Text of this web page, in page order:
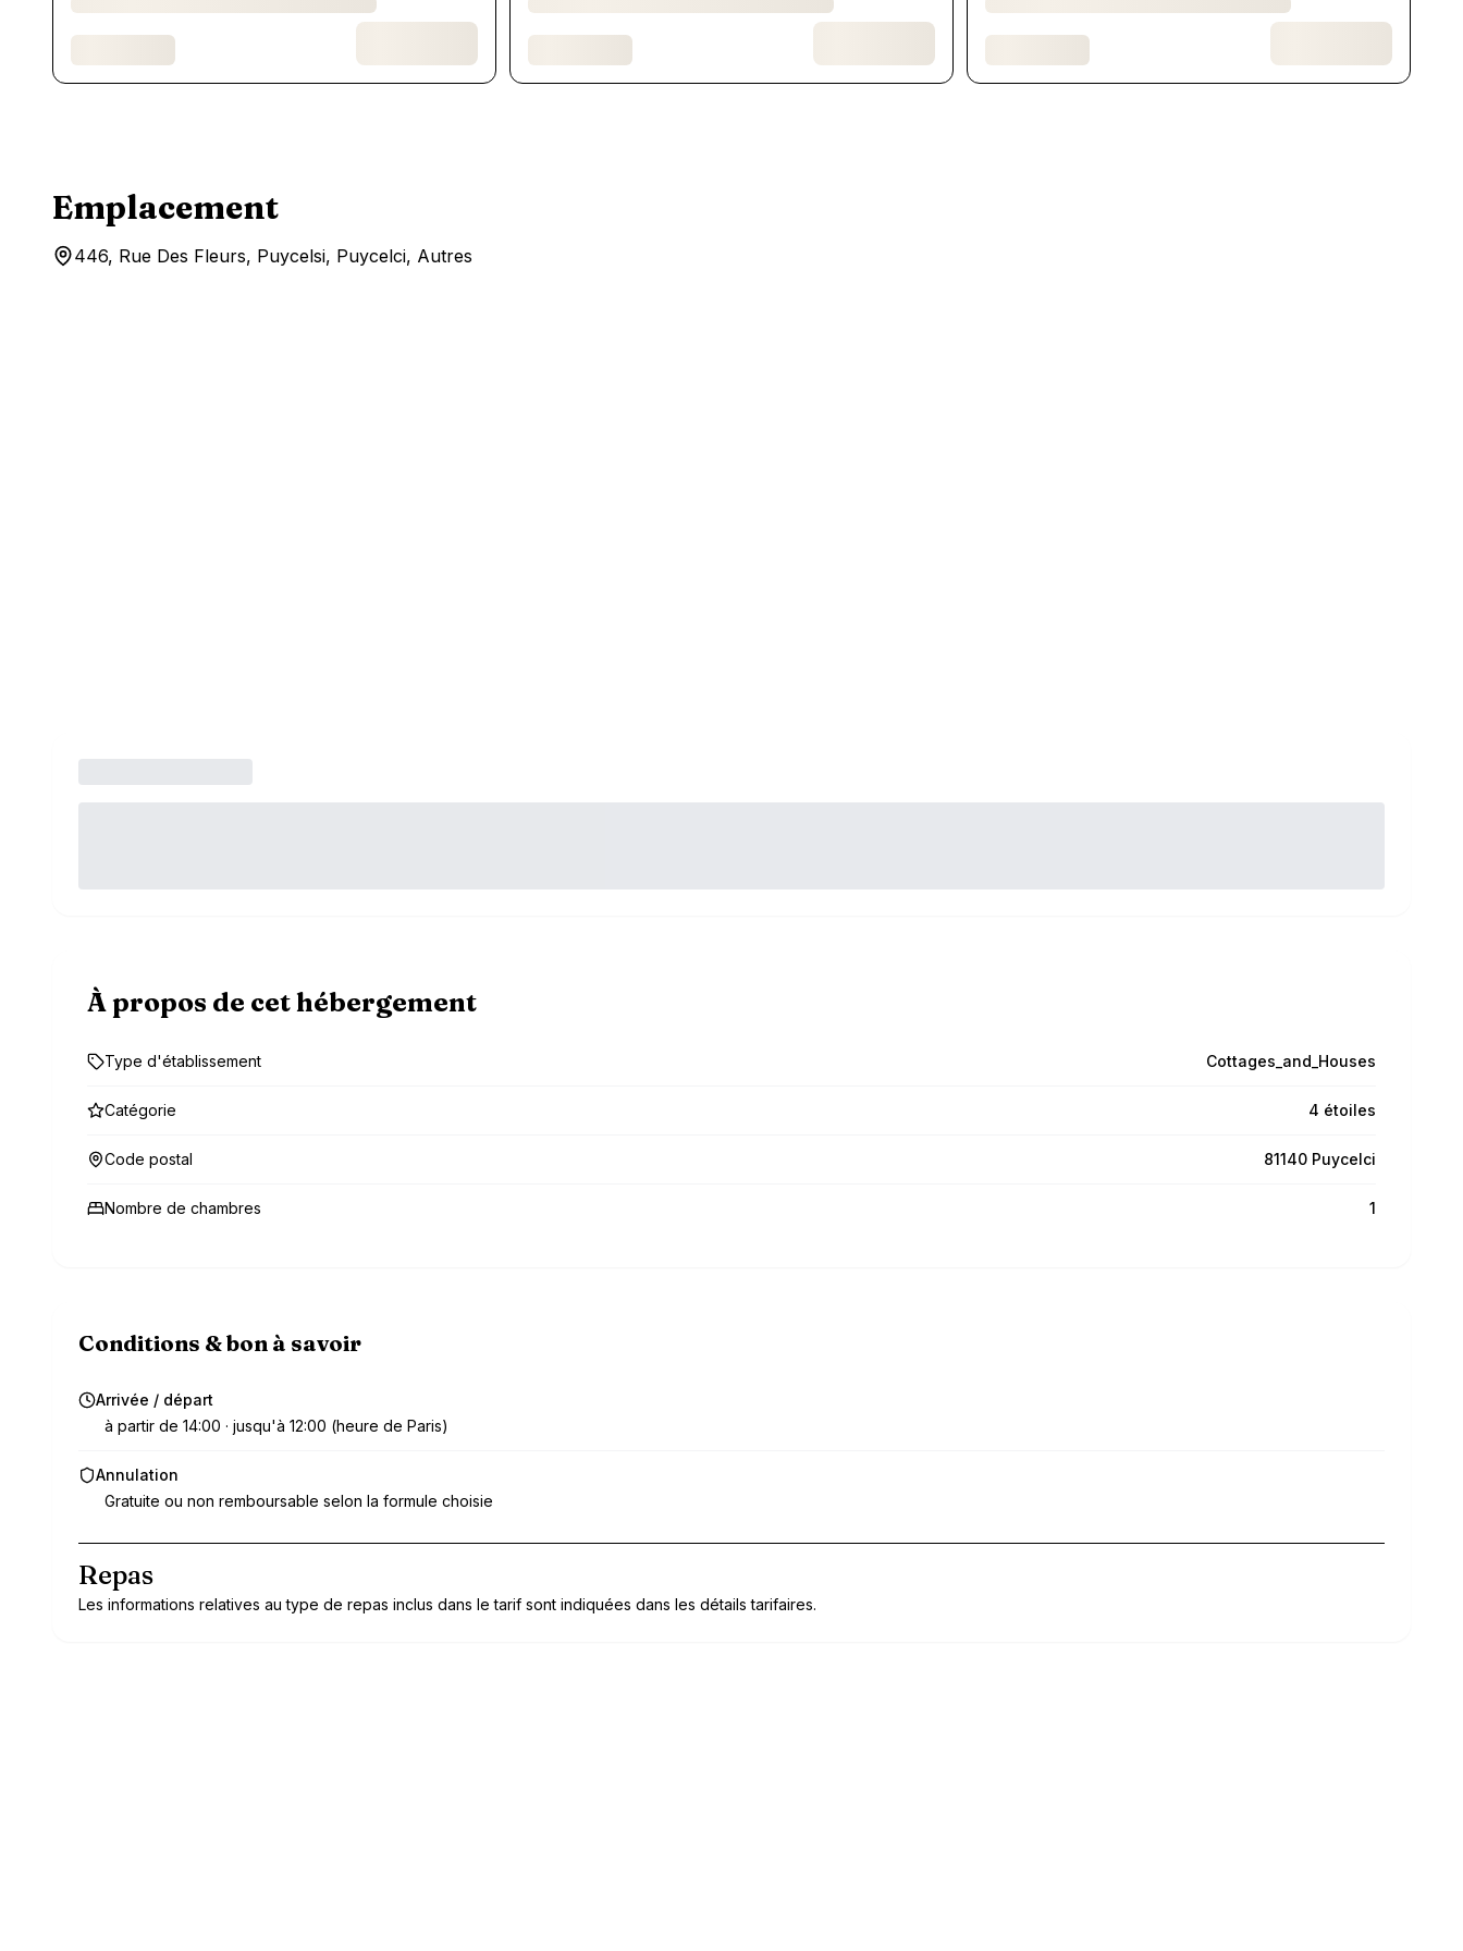
Emplacement
446, Rue Des Fleurs, Puycelsi, Puycelci, Autres
À propos de cet hébergement
Type d'établissement Cottages_and_Houses
Catégorie 4 étoiles
Code postal 81140 Puycelci
Nombre de chambres 1
Conditions & bon à savoir
Arrivée / départ
à partir de 14:00 · jusqu'à 12:00 (heure de Paris)
Annulation
Gratuite ou non remboursable selon la formule choisie
Repas
Les informations relatives au type de repas inclus dans le tarif sont indiquées dans les détails tarifaires.